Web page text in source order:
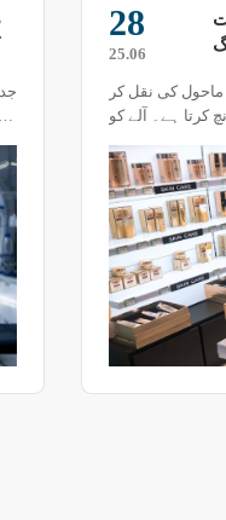
22
25.03
چیمبر جیسے
مختلف عوامل
سے سنبھالا
ہے۔ اگر جانچ کے
تو یہ بہت سی
باعث بن سکتا ہے